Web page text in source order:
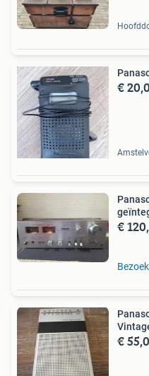
€
€
€